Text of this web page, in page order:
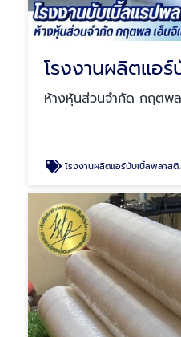
โรงงานผลิตแอ
ห้างหุ้นส่วนจำกัด กฤตพ
โรงงานผลิตแอร์บับเบิ้ลพลาสติก